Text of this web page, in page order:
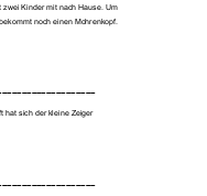
zwei Kinder mit nach Hause. Um
noch einen Mohrenkopf.
hat sich der kleine Zeiger